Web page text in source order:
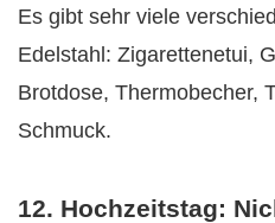
Es gibt sehr viele
Edelstahl: Zigarettenetui,
Brotdose, Thermobecher,
Schmuck.
12. Hochzeitstag: